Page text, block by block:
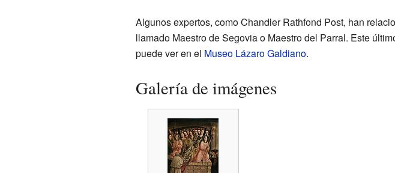
Algunos expertos, como Chandler Rathfond Post, han
llamado Maestro de Segovia o Maestro del Parral. Este
puede ver en el Museo Lázaro Galdiano.
Galería de imágenes